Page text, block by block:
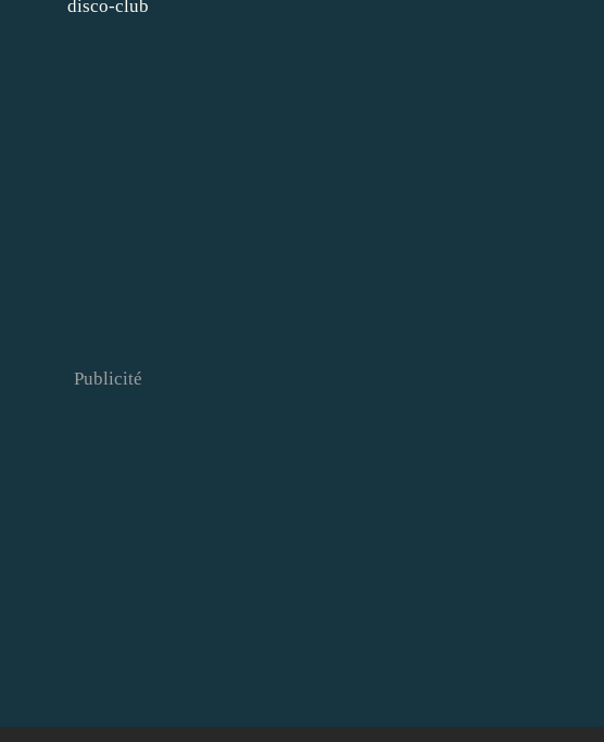
Publicité